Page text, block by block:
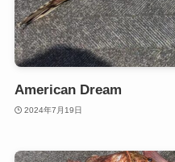
American Dream
2024年7月19日